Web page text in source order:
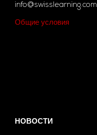
info@swisslearning.com
Общие условия
НОВОСТИ